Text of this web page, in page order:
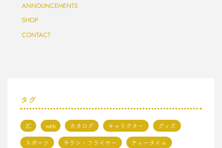
ANNOUNCEMENTS
SHOP
CONTACT
タグ
2C web カタログ キャラクター
グッズ
スポーツ
チラシ・フライヤー
ティータイム